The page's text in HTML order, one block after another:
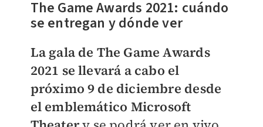
The Game Awards 2021: cuándo
se entregan y dónde ver
La gala de The Game Awards
2021 se llevará a cabo el
próximo 9 de diciembre desde
el emblemático Microsoft